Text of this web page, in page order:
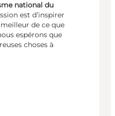
national du
est d’inspirer
de ce que
espérons que
choses à